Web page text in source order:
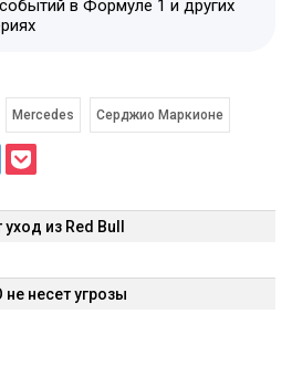
в Формуле 1 и других
Mercedes Серджио Маркионе
из Red Bull
несет угрозы